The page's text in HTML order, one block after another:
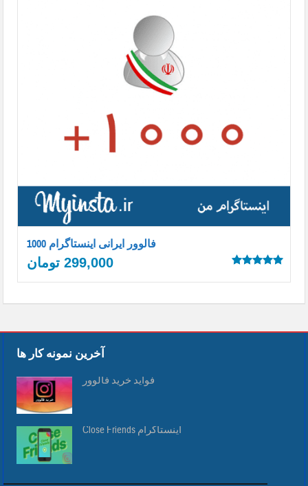
1000 فالوور ایرانی اینستاگرام
299,000 تومان
out of 5
آخرین نمونه کار ها
فواید خرید فالوور
Close Friends اینستاگرام